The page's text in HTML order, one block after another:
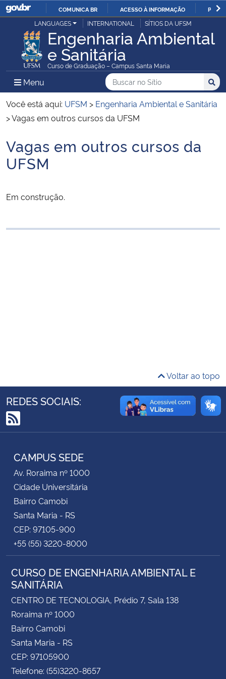
IR
PARA
O
CONTEÚDO
COMUNICA BR ACESSO À INFORMAÇÃO
Ministério da Justiça e Segurança Pública
Ministério da Defesa
Ministério das Relações Exteriores
Ministério da Infraestrutura
Controladoria-Geral da União
Secretaria-Geral
Secretaria de Governo
Gabinete de Segurança Institucional
Advocacia-Geral da União
Banco Central do Brasil
Planalto
LANGUAGES INTERNATIONAL SÍTIOS DA UFSM
Engenharia Ambiental
e Sanitária
Curso de Graduação – Campus Santa Maria
Menu Menu Principal do Sítio
Busca
Buscar no no Sítio
Busca:
Você está aqui: UFSM > Engenharia Ambiental e Sanitária
>Vagas em outros cursos da UFSM
Início do conteúdo
Vagas em outros cursos da
UFSM
Em construção.
Voltar ao topo
REDES SOCIAIS:
RSS
CAMPUS SEDE
Av. Roraima nº 1000
Cidade Universitária
Bairro Camobi
Santa Maria - RS
CEP: 97105-900
+55 (55) 3220-8000
CURSO DE ENGENHARIA AMBIENTAL E
SANITÁRIA
CENTRO DE TECNOLOGIA, Prédio 7, Sala 138
Roraima nº 1000
Bairro Camobi
Santa Maria - RS
CEP: 97105900
Telefone: (55)3220-8657